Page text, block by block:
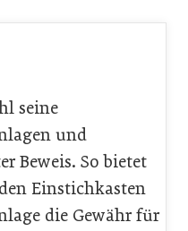
seine
und
Beweis. So bietet
Einstichkasten
die Gewähr für